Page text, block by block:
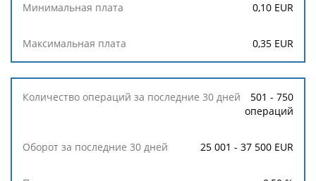
0,10 EUR
0,35 EUR
501 - 750
операций
25 001 - 37 500 EUR